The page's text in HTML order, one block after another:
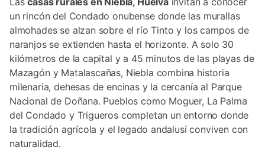
un rincón del Condado onubense donde las murallas
almohades se alzan sobre el río Tinto y los campos de
naranjos se extienden hasta el horizonte. A solo 30
kilómetros de la capital y a 45 minutos de las playas de
Mazagón y Matalascañas, Niebla combina historia
milenaria, dehesas de encinas y la cercanía al Parque
Nacional de Doñana. Pueblos como Moguer, La Palma
del Condado y Trigueros completan un entorno donde
la tradición agrícola y el legado andalusí conviven con
naturalidad.